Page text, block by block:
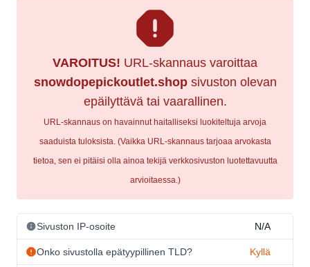
VAROITUS! URL-skannaus varoittaa
snowdopepickoutlet.shopsivuston olevan
epäilyttävä tai vaarallinen.
URL-skannaus on havainnut haitalliseksi luokiteltuja arvoja
saaduista tuloksista. (Vaikka URL-skannaus tarjoaa arvokasta
tietoa, sen ei pitäisi olla ainoa tekijä verkkosivuston luotettavuutta
arvioitaessa.)
Sivuston IP-osoite N/A
Onko sivustolla epätyypillinen TLD? Kyllä